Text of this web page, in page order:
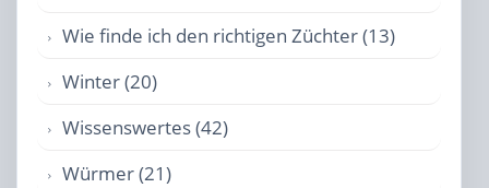
Wie finde ich den richtigen Züchter (13)
Winter (20)
Wissenswertes (42)
Würmer (21)